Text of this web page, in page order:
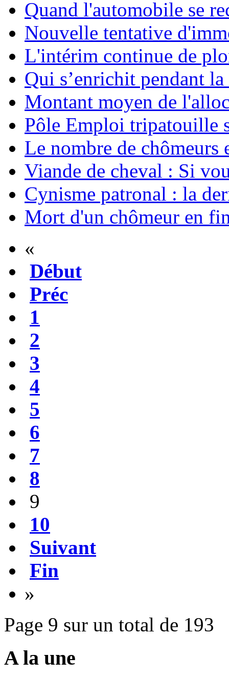
Quand l'automobile se
Nouvelle tentative
L'intérim continue de
Qui s’enrichit pendant la
Montant moyen de
Pôle Emploi tripatouille
Le nombre de
Viande de cheval : Si
Cynisme patronal : la
Mort d'un chômeur en
«
Début
Préc
1
2
3
4
5
6
7
8
9
10
Suivant
Fin
»
Page 9 sur un total de 193
A la une